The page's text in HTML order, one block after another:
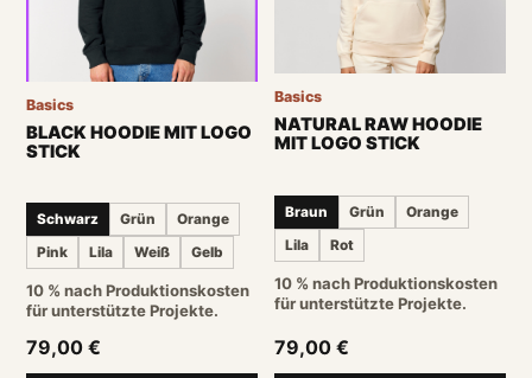
Basics
BLACK HOODIE MIT LOGO
STICK
Schwarz Grün
Orange
Pink
Lila Weiß Gelb
10 % nach Produktionskosten
für unterstützte Projekte.
79,00 €
Basics
NATURAL RAW HOODIE
MIT LOGO STICK
Braun Grün
Orange
Lila
Rot
10 % nach Produktionskosten
für unterstützte Projekte.
79,00 €